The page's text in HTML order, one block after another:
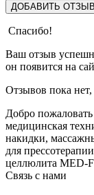
ДОБАВИТЬ ОТЗЫВ
Спасибо!
Ваш отзыв
он появится на
Отзывов пока
Добро
медицинская
накидки,
для
целлюлита MED-
Связь с нами